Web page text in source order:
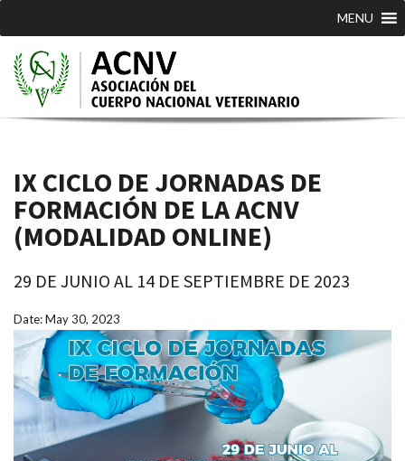
MENU
IX CICLO DE JORNADAS DE
FORMACIÓN DE LA ACNV
(MODALIDAD ONLINE)
29 DE JUNIO AL 14 DE SEPTIEMBRE DE 2023
Date: May 30, 2023